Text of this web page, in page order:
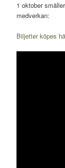
1 oktober
medverkan:
Biljetter köpes